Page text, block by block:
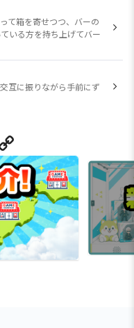
て箱を寄せつつ、バーの
いる方を持ち上げてバー
互に振りながら手前にず